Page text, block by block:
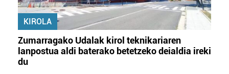
KIROLA
Zumarragako Udalak kirol teknikariaren
lanpostua aldi baterako betetzeko deialdia ireki
du